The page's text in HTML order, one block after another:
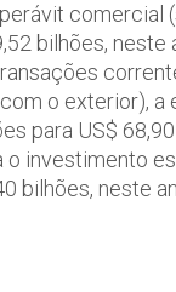
comercial
bilhões, neste
o exterior), a
para US$
o investimento
bilhões, neste